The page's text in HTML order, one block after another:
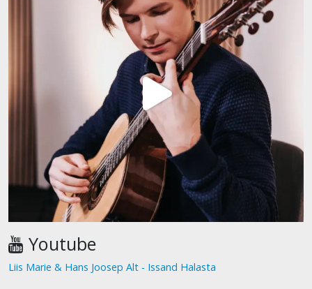
Youtube
Liis Marie & Hans Joosep Alt - Issand Halasta